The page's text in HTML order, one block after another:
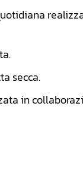
secca.
in